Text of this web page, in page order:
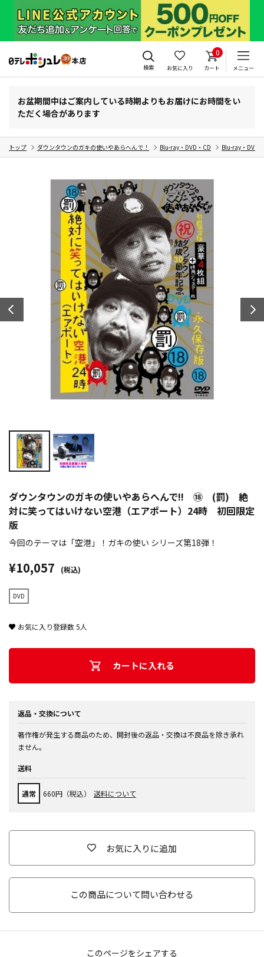
検索 お気に入り
0
カート メニュー
お盆期間中はご案内している時期よりもお届けにお時間をい
ただく場合があります
トップ ダウンタウンのガキの使いやあらへんで！ Blu-ray・DVD・CD Blu-ray・DVD
ダウンタウンのガキの使いやあらへんで!! ⑱ (罰) 絶
対に笑ってはいけない空港（エアポート）24時 初回限定
版
今回のテーマは「空港」！ガキの使い シリーズ第18弾！
¥10,057 (税込)
DVD
お気に入り登録数5人
カートに入れる
返品・交換について
著作権が発生する商品のため、開封後の返品・交換は不良品を除き承れ
ません。
送料
通常 660円（税込） 送料について
お気に入りに追加
この商品について問い合わせる
このページをシェアする